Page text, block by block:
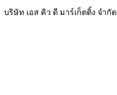
บริษัท เอส คิว ดี มาร์เก็ตติ้ง จำกัด